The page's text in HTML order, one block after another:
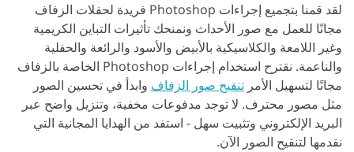
لقد قمنا بتجميع إجراءات Photoshop فريدة لحفلات الزفاف
مجانًا للعمل مع صور الأحداث ونمنحك تأثيرات التباين الكريمية
وغير اللامعة والكلاسيكية بالأبيض والأسود والرائعة والحفلية
والناعمة. نقترح استخدام إجراءات Photoshop الخاصة بالزفاف
مجانًا لتسهيل الأمر تنقيح صور الزفاف وابدأ في تحسين الصور
مثل مصور محترف. لا توجد مدفوعات مخفية، وتنزيل واضح عبر
البريد الإلكتروني وتثبيت سهل - استفد من الهدايا المجانية التي
نقدمها لتنقيح الصور الآن.